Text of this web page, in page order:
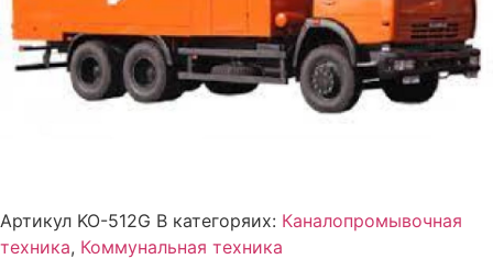
Артикул KO-512G В категоряих: Каналопромывочная
техника, Коммунальная техника